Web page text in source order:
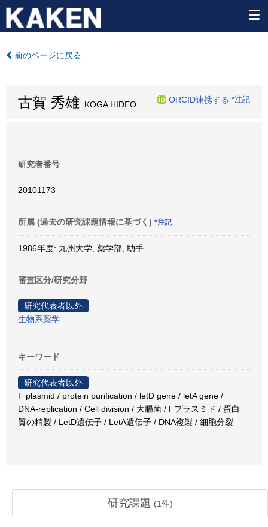
前のページに戻る
古賀 秀雄 KOGA HIDEO
ORCID連携する *注記
研究者番号
20101173
所属 (過去の研究課題情報に基づく) *注記
1986年度: 九州大学, 薬学部, 助手
審査区分/研究分野
研究代表者以外
生物系薬学
キーワード
研究代表者以外
F plasmid / protein purification / letD gene / letA gene /
DNA-replication / Cell division / 大腸菌 / Fプラスミド / 蛋白
質の精製 / LetD遺伝子 / LetA遺伝子 / DNA複製 / 細胞分裂
研究課題 (1件)